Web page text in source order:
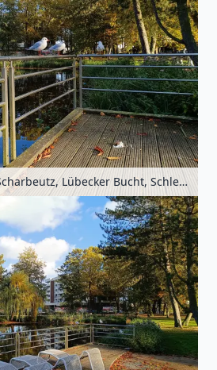
Möwen im Kurpark Scharbeutz, Lübecker Bucht, Schleswig-Holstein, Deutschland